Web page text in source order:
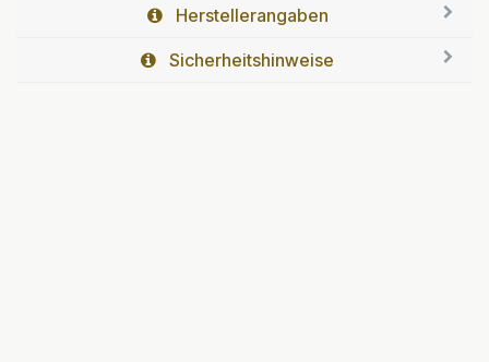
Herstellerangaben
Sicherheitshinweise